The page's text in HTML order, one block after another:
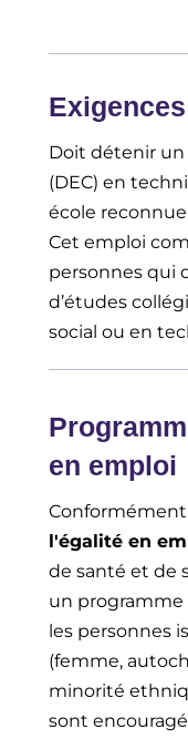
Exigences
Doit détenir un
(DEC) en
école
Cet emploi
personnes qui
d’études
social ou en
en emploi
Conformément
l'égalité en
de santé et de
un programme
les personnes
(femme,
minorité
sont